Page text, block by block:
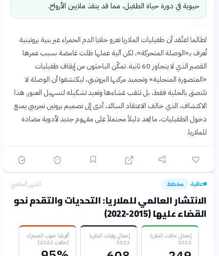
حيوية في دورة حياة الطفيل، مما قد ينقذ ملايين الأرواح.
لطالما اعتُقد أن طفيليات الملاريا تغزو خلايا الدم الحمراء عبر بنية بروتينية
تُعرف بـ«الوصلة المتحركة»، لكن آلية عملها ظلت غامضة بسبب عمرها
القصير الذي لا يتجاوز 60 ثانية. تمكّن الباحثون من إيقاف طفيليات
«المتصورة المنجلية» وتجميد مركبها البروتيني، ليكتشفوا أن الوصلة لا
تلتصق بالخلية فقط، بل تثقب غشاءها وتعيد تشكيله لتسهيل العبور. هذا
الاكتشاف، الذي خالف الاعتقاد السائد، أدى إلى تصميم بروتين تجريبي يمنع
دخول الطفيليات، ما يُعد دليلاً محتملاً على مفهوم جديد لأدوية مضادة
للملاريا.
عافية› مخطط الشهر الماضي
الانتشار العالمي للملاريا: التحديات والتقدم نحو
القضاء عليها (2015-2022)
إجمالي حالات الملاريا
2022
إجمالي وفيات الملاريا
2022
أفريقيا جنوب الصحراء
(حالات 2022)